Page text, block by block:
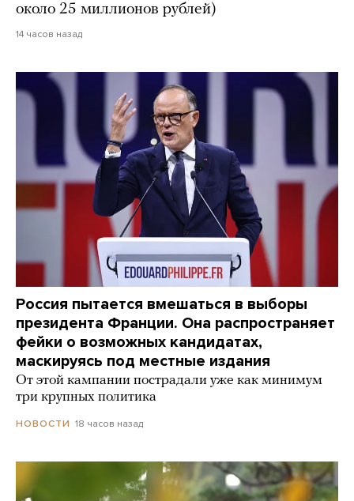
около 25 миллионов рублей)
14 часов назад
Россия пытается вмешаться в выборы
президента Франции. Она распространяет
фейки о возможных кандидатах,
маскируясь под местные издания
От этой кампании пострадали уже как минимум
три крупных политика
НОВОСТИ 18 часов назад